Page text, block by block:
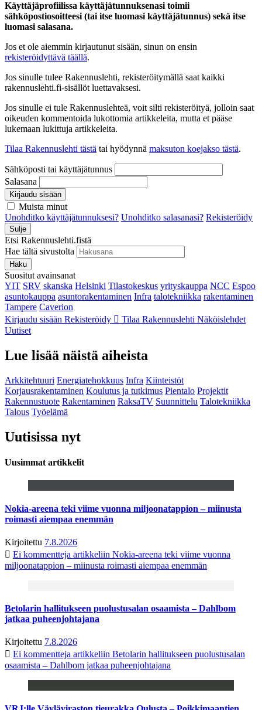
Käyttäjäprofiilissa käyttäjätunnuksenasi toimii
sähköpostiosoitteesi (tai itse luomasi käyttäjätunnus) sekä itse
luomasi salasana.
Jos et ole aiemmin kirjautunut sisään, sinun on ensin
rekisteröidyttävä täällä.
Jos sinulle tulee Rakennuslehti, rekisteröitymällä saat kaikki
rakennuslehti.fi-sisällöt luettavaksesi.
Jos sinulle ei tule Rakennuslehteä, voit silti rekisteröityä, jolloin saat
oikeuden kommentoida lukottomia artikkeleita, mutta et pääse
lukemaan lukittuja artikkeleita.
Tilaa Rakennuslehti tästä tai hyödynnä maksuton koejakso tästä.
Sähköposti tai käyttäjätunnus
Salasana
Kirjaudu sisään
Muista minut
Unohditko käyttäjätunnuksesi? Unohditko salasanasi? Rekisteröidy
Sulje
Etsi Rakennuslehti.fistä
Hae tältä sivustolta
Haku
Suositut avainsanat
YIT SRV skanska Helsinki Tilastokeskus yrityskauppa NCC Espoo
asuntokauppa asuntorakentaminen Infra talotekniikka rakentaminen
Tampere Caverion
Kirjaudu sisään Rekisteröidy Tilaa Rakennuslehti Näköislehdet
Uutiset
Lue lisää näistä aiheista
Arkkitehtuuri Energiatehokkuus Infra Kiinteistöt
Korjausrakentaminen Koulutus ja tutkimus Pientalo Projektit
Rakennustuote Rakentaminen RaksaTV Suunnittelu Talotekniikka
Talous Työelämä
Uutisissa nyt
Uusimmat artikkelit
Nokia-areena teki viime vuonna miljoonatappion – miinusta
roimasti aiempaa enemmän
Kirjoitettu 7.8.2026
Ei kommentteja artikkeliin Nokia-areena teki viime vuonna
miljoonatappion – miinusta roimasti aiempaa enemmän
Betolarin hallitukseen puolustusalan osaamista – Dahlbom
jatkaa puheenjohtajana
Kirjoitettu 7.8.2026
Ei kommentteja artikkeliin Betolarin hallitukseen puolustusalan
osaamista – Dahlbom jatkaa puheenjohtajana